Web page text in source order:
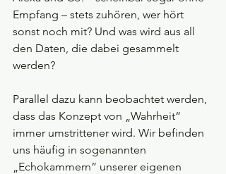
Empfang – stets zuhören, wer hört
sonst noch mit? Und was wird aus all
den Daten, die dabei gesammelt
werden?
Parallel dazu kann beobachtet werden,
dass das Konzept von „Wahrheit“
immer umstrittener wird. Wir befinden
uns häufig in sogenannten
„Echokammern” unserer eigenen